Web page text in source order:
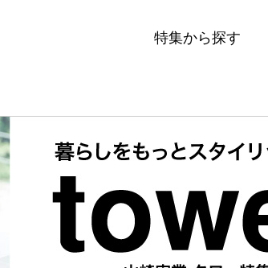
特集から探す